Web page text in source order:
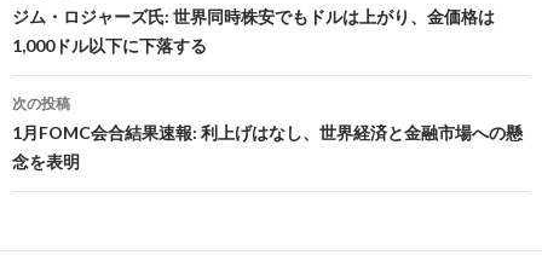
稿
ナ
ビ
ゲ
ー
ジム・ロジャーズ氏: 世界同時株安でもドルは上がり、金価格は
1,000ドル以下に下落する
次の投稿
1月FOMC会合結果速報: 利上げはなし、世界経済と金融市場への懸
念を表明